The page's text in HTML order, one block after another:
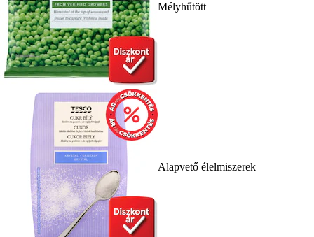
Mélyhűtött
Alapvető élelmiszerek